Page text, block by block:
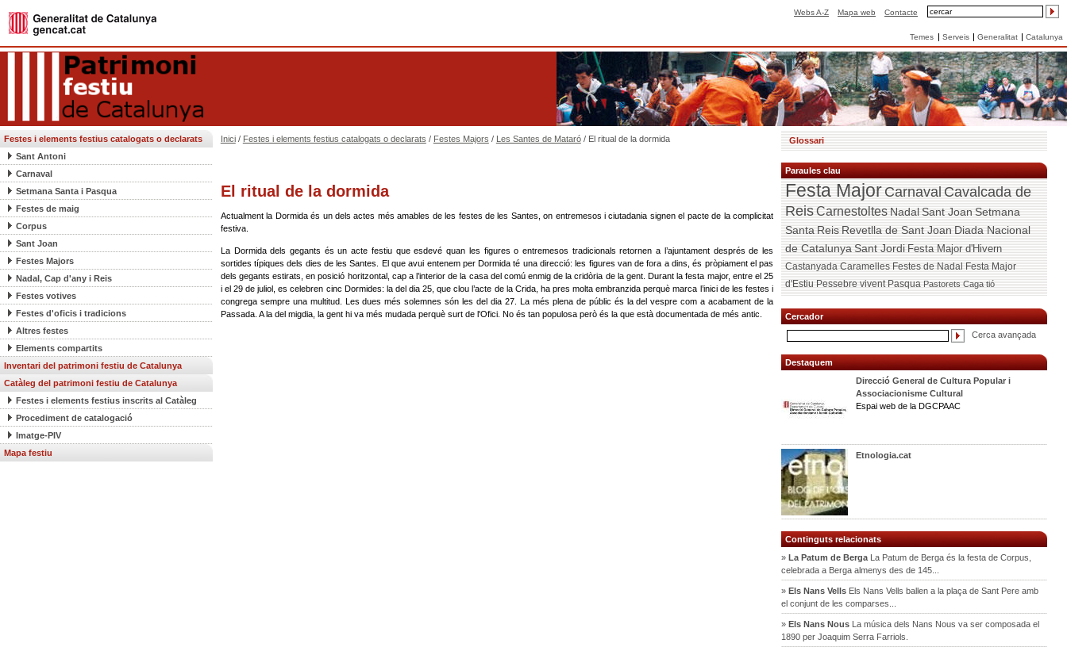
Webs A-Z Mapa web Contacte
Temes Serveis Generalitat Catalunya
Festes i elements festius catalogats o declarats
Sant Antoni
Carnaval
Setmana Santa i Pasqua
Festes de maig
Corpus
Sant Joan
Festes Majors
Nadal, Cap d'any i Reis
Festes votives
Festes d'oficis i tradicions
Altres festes
Elements compartits
Inventari del patrimoni festiu de Catalunya
Catàleg del patrimoni festiu de Catalunya
Festes i elements festius inscrits al Catàleg
Procediment de catalogació
Imatge-PIV
Mapa festiu
Inici/ Festes i elements festius catalogats o declarats / Festes Majors / Les Santes de Mataró/ El ritual de la dormida
El ritual de la dormida
Actualment la Dormida és un dels actes més amables de les festes de les Santes, on entremesos i ciutadania signen el pacte de la complicitat
festiva.
La Dormida dels gegants és un acte festiu que esdevé quan les figures o entremesos tradicionals retornen a l’ajuntament després de les
sortides típiques dels dies de les Santes. El que avui entenem per Dormida té una direcció: les figures van de fora a dins, és pròpiament el pas
dels gegants estirats, en posició horitzontal, cap a l’interior de la casa del comú enmig de la cridòria de la gent. Durant la festa major, entre el 25
i el 29 de juliol, es celebren cinc Dormides: la del dia 25, que clou l’acte de la Crida, ha pres molta embranzida perquè marca l’inici de les festes i
congrega sempre una multitud. Les dues més solemnes són les del dia 27. La més plena de públic és la del vespre com a acabament de la
Passada. A la del migdia, la gent hi va més mudada perquè surt de l'Ofici. No és tan populosa però és la que està documentada de més antic.
Glossari
Paraules clau
Festa MajorCarnavalCavalcada de
ReisCarnestoltesNadalSant JoanSetmana
SantaReisRevetlla de Sant JoanDiada Nacional
de CatalunyaSant Jordi Festa Major d'Hivern
Castanyada Caramelles Festes de Nadal Festa Major
d'Estiu Pessebre vivent Pasqua Pastorets Caga tió
Cercador
Cerca avançada
Destaquem
Direcció General de Cultura Popular i
Associacionisme Cultural
Espai web de la DGCPAAC
Etnologia.cat
Continguts relacionats
» La Patum de Berga La Patum de Berga és la festa de Corpus,
celebrada a Berga almenys des de 145...
» Els Nans Vells Els Nans Vells ballen a la plaça de Sant Pere amb
el conjunt de les comparses...
» Els Nans Nous La música dels Nans Nous va ser composada el
1890 per Joaquim Serra Farriols.